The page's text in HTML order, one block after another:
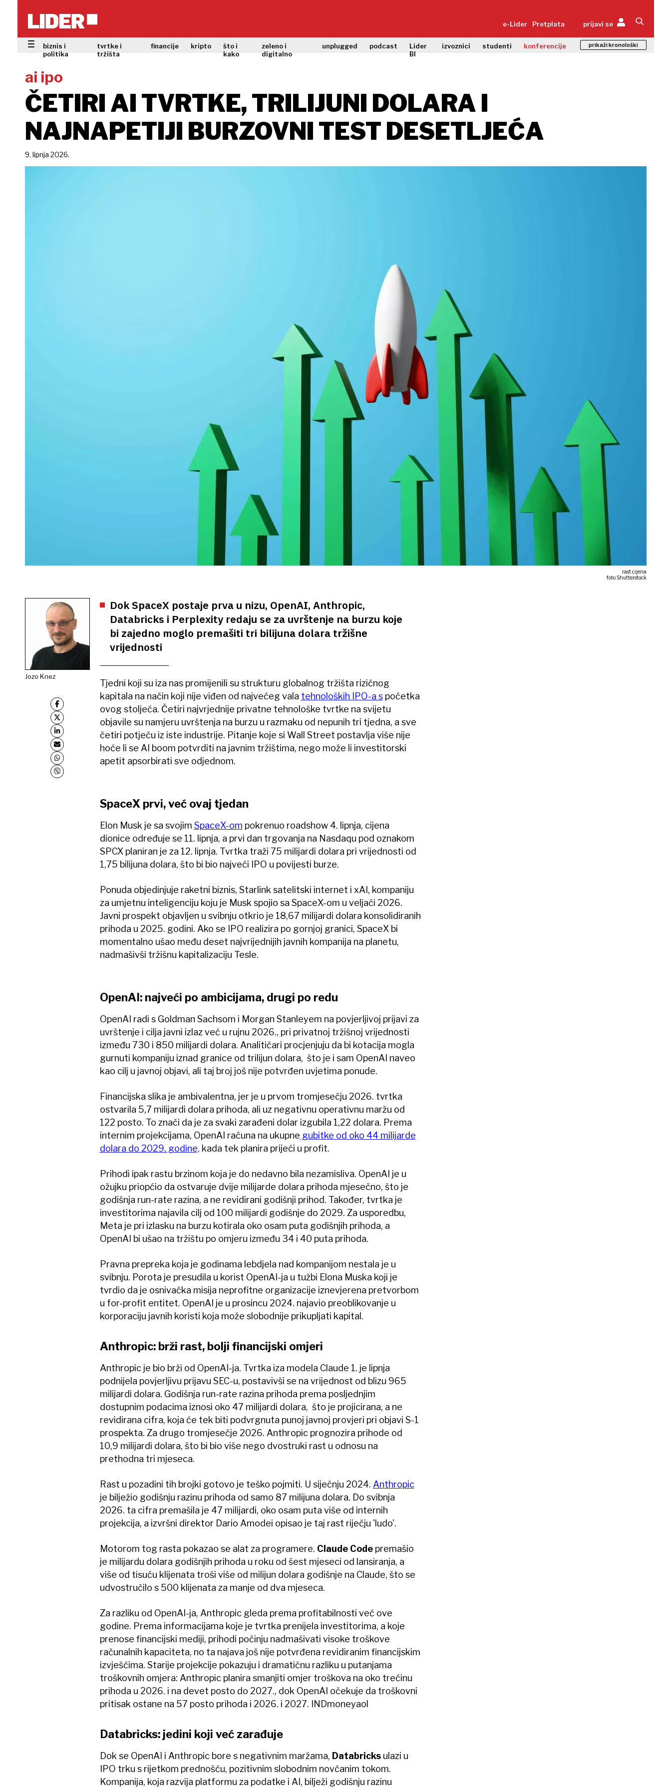
e-Lider Pretplata prijavi se
biznis i
politika
tvrtke i
tržišta
financije kripto
što i
kako
zeleno i
digitalno
unplugged podcast
Lider
BI
izvoznici studenti konferencije prikaži kronološki
ai ipo
ČETIRI AI TVRTKE, TRILIJUNI DOLARA I
NAJNAPETIJI BURZOVNI TEST DESETLJEĆA
9. lipnja 2026.
rast cijena
foto Shutterstock
Jozo Knez
Dok SpaceX postaje prva u nizu, OpenAI, Anthropic,
Databricks i Perplexity redaju se za uvrštenje na burzu koje
bi zajedno moglo premašiti tri bilijuna dolara tržišne
vrijednosti
Tjedni koji su iza nas promijenili su strukturu globalnog tržišta rizičnog
kapitala na način koji nije viđen od najvećeg vala tehnoloških IPO-a spočetka
ovog stoljeća. Četiri najvrjednije privatne tehnološke tvrtke na svijetu
objavile su namjeru uvrštenja na burzu u razmaku od nepunih tri tjedna, a sve
četiri potječu iz iste industrije. Pitanje koje si Wall Street postavlja više nije
hoće li se AI boom potvrditi na javnim tržištima, nego može li investitorski
apetit apsorbirati sve odjednom.
SpaceX prvi, već ovaj tjedan
Elon Musk je sa svojim SpaceX-om pokrenuo roadshow 4. lipnja, cijena
dionice određuje se 11. lipnja, a prvi dan trgovanja na Nasdaqu pod oznakom
SPCX planiran je za 12. lipnja. Tvrtka traži 75 milijardi dolara pri vrijednosti od
1,75 bilijuna dolara, što bi bio najveći IPO u povijesti burze.
Ponuda objedinjuje raketni biznis, Starlink satelitski internet i xAI, kompaniju
za umjetnu inteligenciju koju je Musk spojio sa SpaceX-om u veljači 2026.
Javni prospekt objavljen u svibnju otkrio je 18,67 milijardi dolara konsolidiranih
prihoda u 2025. godini. Ako se IPO realizira po gornjoj granici, SpaceX bi
momentalno ušao među deset najvrijednijih javnih kompanija na planetu,
nadmašivši tržišnu kapitalizaciju Tesle.
OpenAI: najveći po ambicijama, drugi po redu
OpenAI radi s Goldman Sachsom i Morgan Stanleyem na povjerljivoj prijavi za
uvrštenje i cilja javni izlaz već u rujnu 2026., pri privatnoj tržišnoj vrijednosti
između 730 i 850 milijardi dolara. Analitičari procjenjuju da bi kotacija mogla
gurnuti kompaniju iznad granice od trilijun dolara, što je i sam OpenAI naveo
kao cilj u javnoj objavi, ali taj broj još nije potvrđen uvjetima ponude.
Financijska slika je ambivalentna, jer je u prvom tromjesečju 2026. tvrtka
ostvarila 5,7 milijardi dolara prihoda, ali uz negativnu operativnu maržu od
122 posto. To znači da je za svaki zarađeni dolar izgubila 1,22 dolara. Prema
internim projekcijama, OpenAI računa na ukupne gubitke od oko 44 milijarde
dolara do 2029. godine, kada tek planira prijeći u profit.
Prihodi ipak rastu brzinom koja je do nedavno bila nezamisliva. OpenAI je u
ožujku priopćio da ostvaruje dvije milijarde dolara prihoda mjesečno, što je
godišnja run-rate razina, a ne revidirani godišnji prihod. Također, tvrtka je
investitorima najavila cilj od 100 milijardi godišnje do 2029. Za usporedbu,
Meta je pri izlasku na burzu kotirala oko osam puta godišnjih prihoda, a
OpenAI bi ušao na tržištu po omjeru između 34 i 40 puta prihoda.
Pravna prepreka koja je godinama lebdjela nad kompanijom nestala je u
svibnju. Porota je presudila u korist OpenAI-ja u tužbi Elona Muska koji je
tvrdio da je osnivačka misija neprofitne organizacije iznevjerena pretvorbom
u for-profit entitet. OpenAI je u prosincu 2024. najavio preoblikovanje u
korporaciju javnih koristi koja može slobodnije prikupljati kapital.
Anthropic: brži rast, bolji financijski omjeri
Anthropic je bio brži od OpenAI-ja. Tvrtka iza modela Claude 1. je lipnja
podnijela povjerljivu prijavu SEC-u, postavivši se na vrijednost od blizu 965
milijardi dolara. Godišnja run-rate razina prihoda prema posljednjim
dostupnim podacima iznosi oko 47 milijardi dolara, što je projicirana, a ne
revidirana cifra, koja će tek biti podvrgnuta punoj javnoj provjeri pri objavi S-1
prospekta. Za drugo tromjesečje 2026. Anthropic prognozira prihode od
10,9 milijardi dolara, što bi bio više nego dvostruki rast u odnosu na
prethodna tri mjeseca.
Rast u pozadini tih brojki gotovo je teško pojmiti. U siječnju 2024. Anthropic
je bilježio godišnju razinu prihoda od samo 87 milijuna dolara. Do svibnja
2026. ta cifra premašila je 47 milijardi, oko osam puta više od internih
projekcija, a izvršni direktor Dario Amodei opisao je taj rast riječju 'ludo'.
Motorom tog rasta pokazao se alat za programere. Claude Codepremašio
je milijardu dolara godišnjih prihoda u roku od šest mjeseci od lansiranja, a
više od tisuću klijenata troši više od milijun dolara godišnje na Claude, što se
udvostručilo s 500 klijenata za manje od dva mjeseca.
Za razliku od OpenAI-ja, Anthropic gleda prema profitabilnosti već ove
godine. Prema informacijama koje je tvrtka prenijela investitorima, a koje
prenose financijski mediji, prihodi počinju nadmašivati visoke troškove
računalnih kapaciteta, no ta najava još nije potvrđena revidiranim financijskim
izvješćima. Starije projekcije pokazuju i dramatičnu razliku u putanjama
troškovnih omjera: Anthropic planira smanjiti omjer troškova na oko trećinu
prihoda u 2026. i na devet posto do 2027., dok OpenAI očekuje da troškovni
pritisak ostane na 57 posto prihoda i 2026. i 2027. INDmoneyaol
Databricks: jedini koji već zarađuje
Dok se OpenAI i Anthropic bore s negativnim maržama, Databricksulazi u
IPO trku s rijetkom prednošću, pozitivnim slobodnim novčanim tokom.
Kompanija, koja razvija platformu za podatke i AI, bilježi godišnju razinu